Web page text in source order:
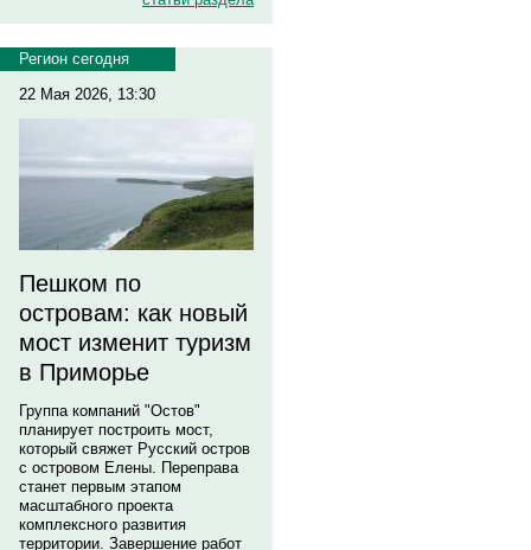
Регион сегодня
22 Мая 2026, 13:30
Пешком по
островам: как новый
мост изменит туризм
в Приморье
Группа компаний "Остов"
планирует построить мост,
который свяжет Русский остров
с островом Елены. Переправа
станет первым этапом
масштабного проекта
комплексного развития
территории. Завершение работ